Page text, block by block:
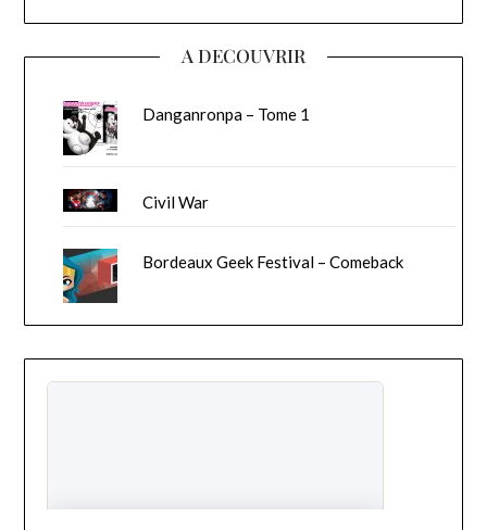
A DECOUVRIR
Danganronpa – Tome 1
Civil War
Bordeaux Geek Festival – Comeback